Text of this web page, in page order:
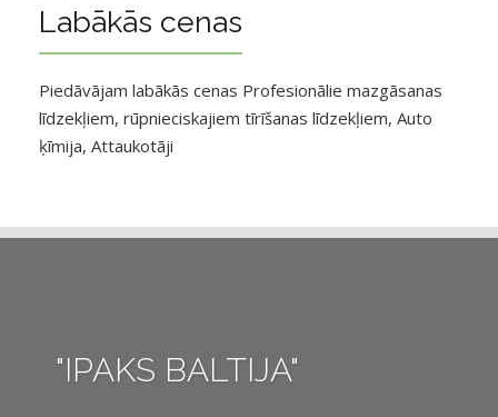
Labākās cenas
Piedāvājam labākās cenas Profesionālie mazgāsanas
līdzekļiem, rūpnieciskajiem tīrīšanas līdzekļiem, Auto
ķīmija, Attaukotāji
"IPAKS BALTIJA"